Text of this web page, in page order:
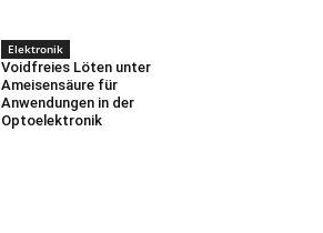
Elektronik
Voidfreies Löten unter
Ameisensäure für
Anwendungen in der
Optoelektronik